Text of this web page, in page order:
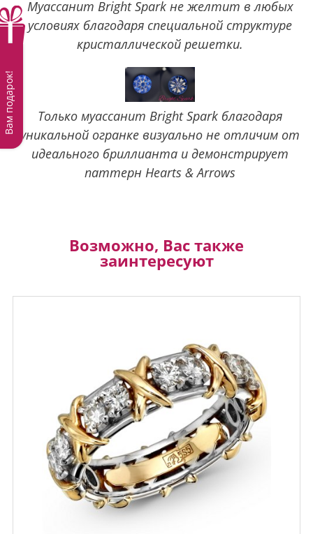
Муассанит Bright Spark не желтит в любых
условиях благодаря специальной структуре
кристаллической решетки.
Только муассанит Bright Spark благодаря
уникальной огранке визуально не отличим от
идеального бриллианта и демонстрирует
паттерн Hearts & Arrows
Возможно, Вас также
заинтересуют
Вам подарок!